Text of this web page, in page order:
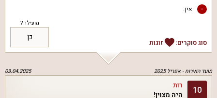
- אין.
סוג סוקרים: זוגות
מועילה?
כן
מועד האירוח -אפריל 2025 03.04.2025
10 רות
היה מצוין!